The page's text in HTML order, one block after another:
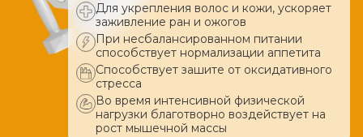
Для укрепления волос и кожи, ускоряет
заживление ран и ожогов
При несбалансированном питании
способствует нормализации аппетита
Способствует зашите от оксидативного
стресса
Во время интенсивной физической
нагрузки благотворно воздействует на
рост мышечной массы